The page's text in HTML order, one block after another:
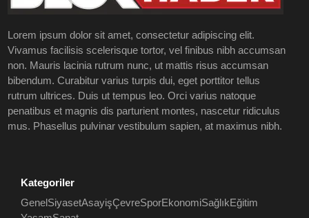
Lorem ipsum dolor sit amet, consectetur adipiscing elit.
Vivamus facilisis scelerisque tortor, vel finibus nibh accumsan
non. Mauris lacinia rutrum nunc, ut mattis risus accumsan
bibendum. Curabitur varius turpis dui, eget porttitor tellus
rutrum ultrices. Duis ut tempus leo. Orci varius natoque
penatibus et magnis dis parturient montes, nascetur ridiculus
mus. Phasellus pulvinar vestibulum sapien, at maximus nibh.
Kategoriler
Genel SiyasetAsayişÇevreSporEkonomiSağlıkEğitim